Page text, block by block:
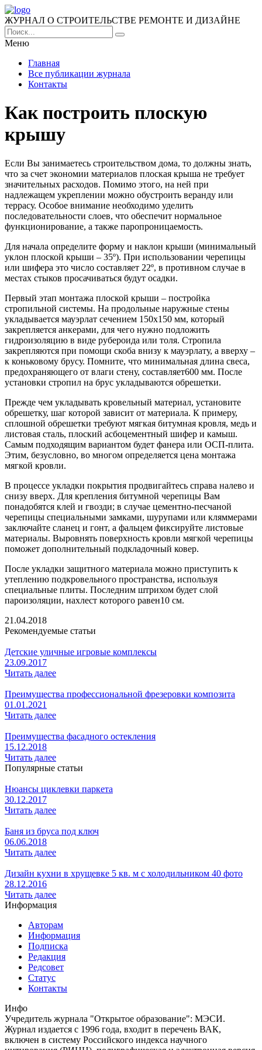
ЖУРНАЛ О СТРОИТЕЛЬСТВЕ РЕМОНТЕ И ДИЗАЙНЕ
Меню
Главная
Все публикации журнала
Контакты
Как построить плоскую
крышу
Если Вы занимаетесь строительством дома, то должны знать,
что за счет экономии материалов плоская крыша не требует
значительных расходов. Помимо этого, на ней при
надлежащем укреплении можно обустроить веранду или
террасу. Особое внимание необходимо уделить
последовательности слоев, что обеспечит нормальное
функционирование, а также паропроницаемость.
Для начала определите форму и наклон крыши (минимальный
уклон плоской крыши – 35º). При использовании черепицы
или шифера это число составляет 22º, в противном случае в
местах стыков просачиваться будут осадки.
Первый этап монтажа плоской крыши – постройка
стропильной системы. На продольные наружные стены
укладывается мауэрлат сечением 150х150 мм, который
закрепляется анкерами, для чего нужно подложить
гидроизоляцию в виде рубероида или толя. Стропила
закрепляются при помощи скоба внизу к мауэрлату, а вверху –
к коньковому брусу. Помните, что минимальная длина свеса,
предохраняющего от влаги стену, составляет600 мм. После
установки стропил на брус укладываются обрешетки.
Прежде чем укладывать кровельный материал, установите
обрешетку, шаг которой зависит от материала. К примеру,
сплошной обрешетки требуют мягкая битумная кровля, медь и
листовая сталь, плоский асбоцементный шифер и камыш.
Самым подходящим вариантом будет фанера или ОСП-плита.
Этим, безусловно, во многом определяется цена монтажа
мягкой кровли.
В процессе укладки покрытия продвигайтесь справа налево и
снизу вверх. Для крепления битумной черепицы Вам
понадобятся клей и гвозди; в случае цементно-песчаной
черепицы специальными замками, шурупами или кляммерами
заключайте сланец и гонт, а фальцем фиксируйте листовые
материалы. Выровнять поверхность кровли мягкой черепицы
поможет дополнительный подкладочный ковер.
После укладки защитного материала можно приступить к
утеплению подкровельного пространства, используя
специальные плиты. Последним штрихом будет слой
пароизоляции, нахлест которого равен10 см.
21.04.2018
Рекомендуемые статьи
Детские уличные игровые комплексы
23.09.2017
Читать далее
Преимущества профессиональной фрезеровки композита
01.01.2021
Читать далее
Преимущества фасадного остекления
15.12.2018
Читать далее
Популярные статьи
Нюансы циклевки паркета
30.12.2017
Читать далее
Баня из бруса под ключ
06.06.2018
Читать далее
Дизайн кухни в хрущевке 5 кв. м с холодильником 40 фото
28.12.2016
Читать далее
Информация
Авторам
Информация
Подписка
Редакция
Редсовет
Статус
Контакты
Инфо
Учредитель журнала "Открытое образование": МЭСИ.
Журнал издается с 1996 года, входит в перечень ВАК,
включен в систему Российского индекса научного